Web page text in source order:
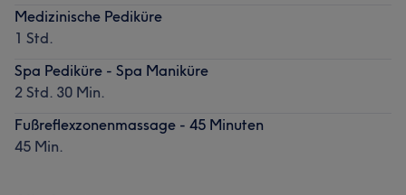
Medizinische Pediküre
1 Std.
Spa Pediküre - Spa Maniküre
2 Std. 30 Min.
Fußreflexzonenmassage - 45 Minuten
45 Min.